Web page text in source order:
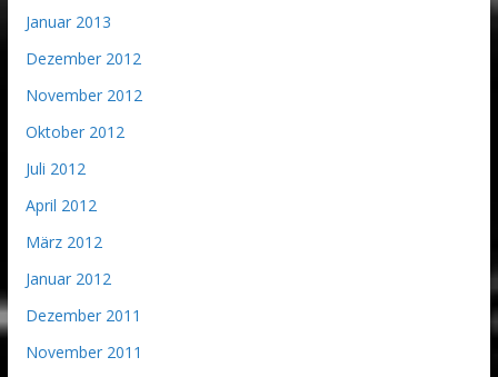
Januar 2013
Dezember 2012
November 2012
Oktober 2012
Juli 2012
April 2012
März 2012
Januar 2012
Dezember 2011
November 2011